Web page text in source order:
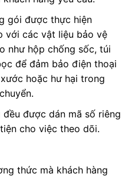
gói được thực hiện
với các vật liệu bảo vệ
như hộp chống sốc, túi
để đảm bảo điện thoại
hoặc hư hại trong
đều được dán mã số riêng
cho việc theo dõi.
thức mà khách hàng